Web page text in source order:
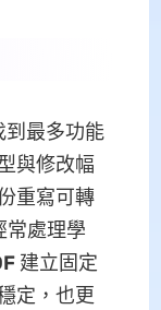
到最多功能
與修改幅
重寫可轉
常處理學
建立固定
定，也更